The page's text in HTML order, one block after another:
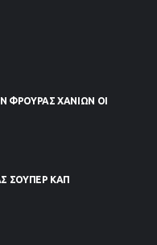
ΦΡΟΥΡΆΣ ΧΑΝΊΩΝ ΟΙ
ΣΟΥΠΕΡ ΚΑΠ